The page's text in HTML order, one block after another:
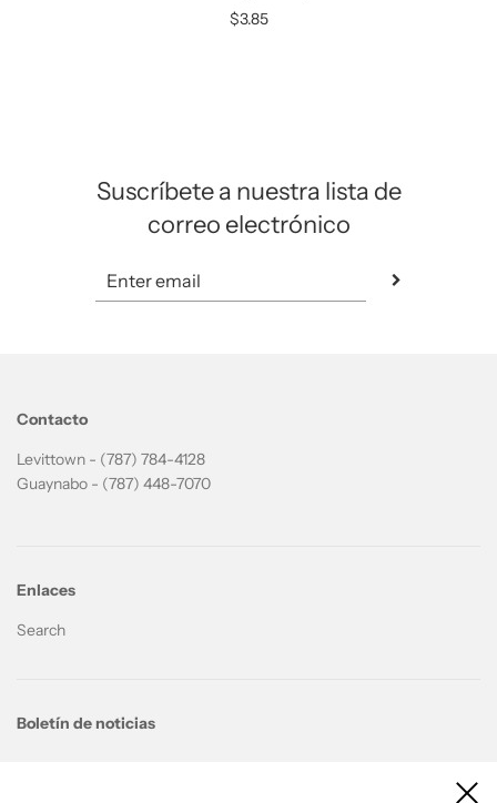
$3.85
Suscríbete a nuestra lista de
correo electrónico
Contacto
Levittown - (787) 784-4128
Guaynabo - (787) 448-7070
Enlaces
Search
Boletín de noticias